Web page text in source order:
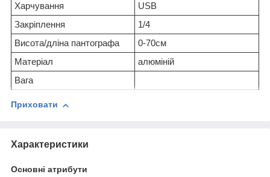
Харчування
USB
Закріплення
1/4
Висота/дліна пантографа
0-70см
Матеріал
алюміній
Вага
Приховати
Характеристики
Основні атрибути